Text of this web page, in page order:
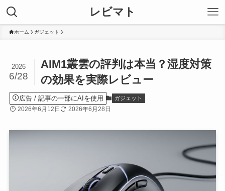
レビマト
ホーム ガジェット
AIM1叢雲の評判は本当？湿度対策
の効果を実際レビュー
2026
6/28
広告 ガジェット
2026年6月12日 2026年6月28日